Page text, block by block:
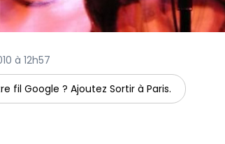
à 12h57
fil Google ? Ajoutez Sortir à Paris.